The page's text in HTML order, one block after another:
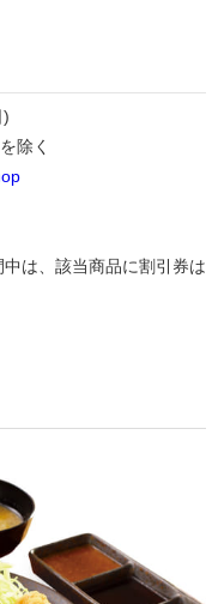
除く
は、該当商品に割引券は